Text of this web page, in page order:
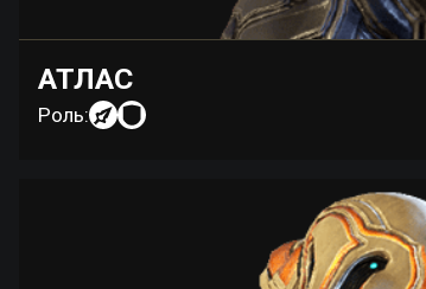
АТЛАС
Роль: